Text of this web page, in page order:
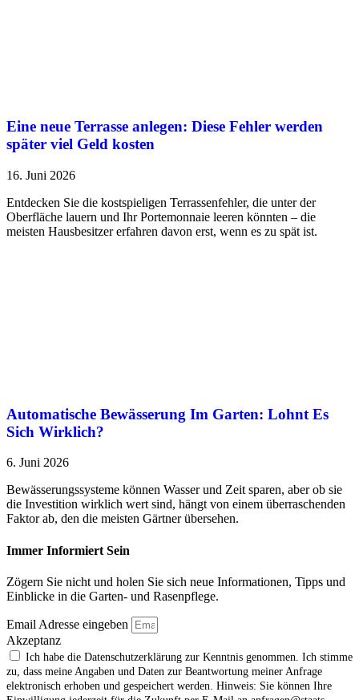
Eine neue Terrasse anlegen: Diese Fehler werden
später viel Geld kosten
16. Juni 2026
Entdecken Sie die kostspieligen Terrassenfehler, die unter der
Oberfläche lauern und Ihr Portemonnaie leeren könnten – die
meisten Hausbesitzer erfahren davon erst, wenn es zu spät ist.
Automatische Bewässerung Im Garten: Lohnt Es
Sich Wirklich?
6. Juni 2026
Bewässerungssysteme können Wasser und Zeit sparen, aber ob sie
die Investition wirklich wert sind, hängt von einem überraschenden
Faktor ab, den die meisten Gärtner übersehen.
Immer Informiert Sein
Zögern Sie nicht und holen Sie sich neue Informationen, Tipps und
Einblicke in die Garten- und Rasenpflege.
Email Adresse eingeben
Akzeptanz
Ich habe die Datenschutzerklärung zur Kenntnis genommen. Ich stimme
zu, dass meine Angaben und Daten zur Beantwortung meiner Anfrage
elektronisch erhoben und gespeichert werden. Hinweis: Sie können Ihre